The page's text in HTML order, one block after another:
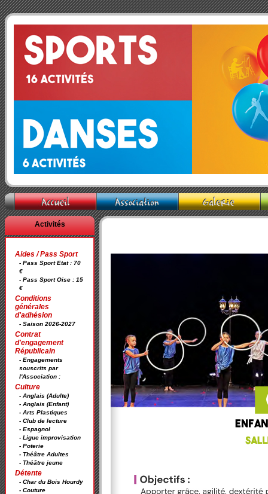
Activités
Aides / Pass Sport
- Pass Sport Etat : 70
€
- Pass Sport Oise : 15
€
Conditions
générales
d'adhésion
- Saison 2026-2027
Contrat
d'engagement
Républicain
- Engagements
souscrits par
l'Association :
Culture
- Anglais (Adulte)
- Anglais (Enfant)
- Arts Plastiques
- Club de lecture
- Espagnol
- Ligue improvisation
- Poterie
- Théâtre Adultes
- Théâtre jeune
Détente
- Char du Bois Hourdy
- Couture